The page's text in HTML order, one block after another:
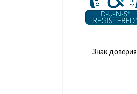
Знак доверия